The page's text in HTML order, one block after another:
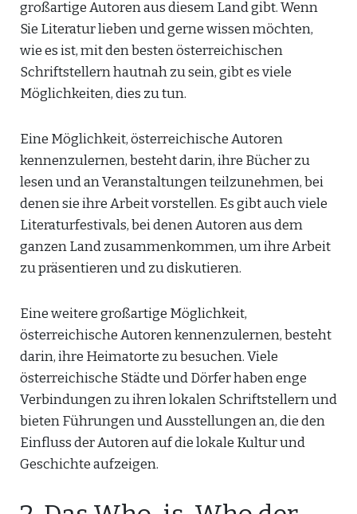
großartige Autoren aus diesem Land gibt. Wenn
Sie Literatur lieben und gerne wissen möchten,
wie es ist, mit den besten österreichischen
Schriftstellern hautnah zu sein, gibt es viele
Möglichkeiten, dies zu tun.
Eine Möglichkeit, österreichische Autoren
kennenzulernen, besteht darin, ihre Bücher zu
lesen und an Veranstaltungen teilzunehmen, bei
denen sie ihre Arbeit vorstellen. Es gibt auch viele
Literaturfestivals, bei denen Autoren aus dem
ganzen Land zusammenkommen, um ihre Arbeit
zu präsentieren und zu diskutieren.
Eine weitere großartige Möglichkeit,
österreichische Autoren kennenzulernen, besteht
darin, ihre Heimatorte zu besuchen. Viele
österreichische Städte und Dörfer haben enge
Verbindungen zu ihren lokalen Schriftstellern und
bieten Führungen und Ausstellungen an, die den
Einfluss der Autoren auf die lokale Kultur und
Geschichte aufzeigen.